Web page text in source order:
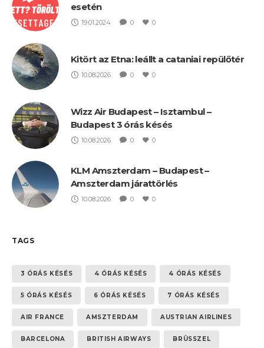
esetén
19.01.2024 0 0
Kitört az Etna: leállt a cataniai repülőtér
10.08.2026 0 0
Wizz Air Budapest – Isztambul –
Budapest 3 órás késés
10.08.2026 0 0
KLM Amszterdam – Budapest –
Amszterdam járattörlés
10.08.2026 0 0
TAGS
3 ÓRÁS KÉSÉS 4 ÓRÁS KÉSÉS 4 ÓRÁS KÉSÉS
5 ÓRÁS KÉSÉS 6 ÓRÁS KÉSÉS 7 ÓRÁS KÉSÉS
AIR FRANCE AMSZTERDAM AUSTRIAN AIRLINES
BARCELONA BRITISH AIRWAYS BRÜSSZEL